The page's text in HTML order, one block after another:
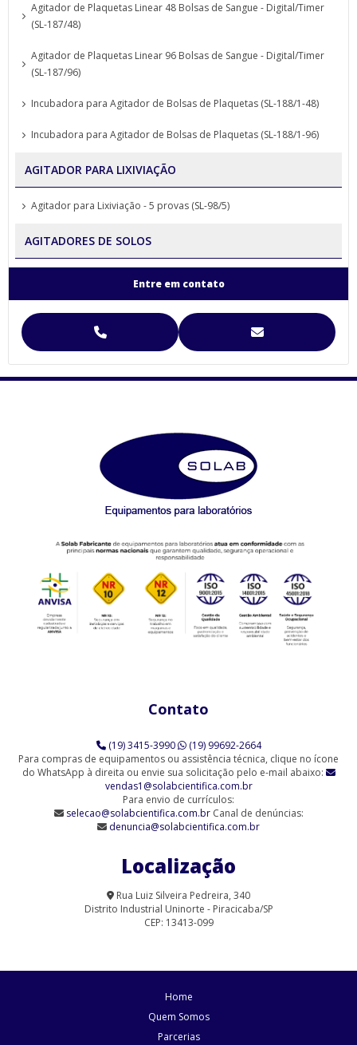
Agitador de Plaquetas Linear 48 Bolsas de Sangue - Digital/Timer
(SL-187/48)
Agitador de Plaquetas Linear 96 Bolsas de Sangue - Digital/Timer
(SL-187/96)
Incubadora para Agitador de Bolsas de Plaquetas (SL-188/1-48)
Incubadora para Agitador de Bolsas de Plaquetas (SL-188/1-96)
AGITADOR PARA LIXIVIAÇÃO
Agitador para Lixiviação - 5 provas (SL-98/5)
AGITADORES DE SOLOS
Agitador para Separação de Agregados de Solo Yoder
Agitador Proveta - 120 Provas - Análise de Solo (SL-99/120)
Agitador Proveta - 6 Provas - Análise de Solo (SL-99/6)
AGITADORES MAGNÉTICOS
(SL-92/H)
Agitador Magnético Analógico com Aquecimento (SL-91/A)
Agitador Magnético Analógico com Aquecimento 10 Provas (SL-
91/10)
Agitador Magnético Analógico com Aquecimento 6 Provas (SL-
Agitador Magnético Analógico sem Aquecimento (SL-90)
Agitador Magnético Analógico sem Aquecimento - 6 Provas (SL-
Agitador Magnético com Aquecimento para Laboratório | Solab
Agitador Magnético Digital com Aquecimento e Sensor Externo
Entre em contato
Contato
(19) 3415-3990
(19) 99692-2664
Para compras de equipamentos ou assistência técnica, clique no ícone
do WhatsApp à direita ou envie sua solicitação pelo e-mail abaixo:
vendas1@solabcientifica.com.br
Para envio de currículos:
selecao@solabcientifica.com.br Canal de denúncias:
denuncia@solabcientifica.com.br
Localização
Rua Luiz Silveira Pedreira, 340
Distrito Industrial Uninorte - Piracicaba/SP
CEP: 13413-099
Home
Quem Somos
Parcerias